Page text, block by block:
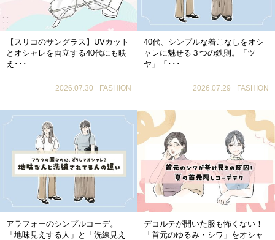
【スリコのサングラス】UVカット
とオシャレを両立する40代にも映
え･･･
2026.07.30 FASHION
40代、シンプルな着こなしをオシ
ャレに魅せる３つの鉄則。「ツ
ヤ」「･･･
2026.07.29 FASHION
アラフォーのシンプルコーデ。
「地味見えする人」と「洗練見え
デコルテが開いた服も怖くない！
「首元のゆるみ・シワ」をオシャ